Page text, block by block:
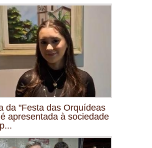
da "Festa das Orquídeas
apresentada à sociedade